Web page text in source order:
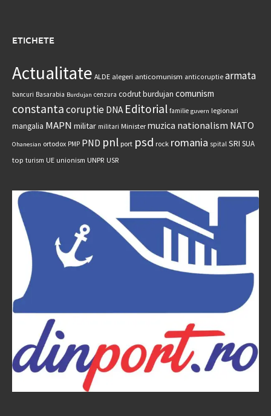
ETICHETE
Actualitate ALDE alegeri anticomunism anticoruptie armata
bancuri Basarabia Burdujan cenzura codrut burdujan comunism
constantacoruptie DNA Editorial familie guvern legionari
mangalia MAPN militar militari Minister muzica nationalism NATO
Ohanesian ortodox PMP PND pnl port psd rock romania spital SRI SUA
top turism UE unionism UNPR USR